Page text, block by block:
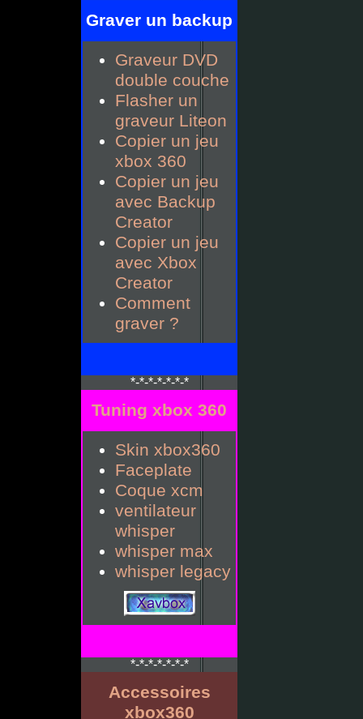
Graver un backup
Graveur DVD
double couche
Flasher un
graveur Liteon
Copier un jeu
xbox 360
Copier un jeu
avec Backup
Creator
Copier un jeu
avec Xbox
Creator
Comment
graver ?
*-*-*-*-*-*-*
Tuning xbox 360
Skin xbox360
Faceplate
Coque xcm
ventilateur
whisper
whisper max
whisper legacy
*-*-*-*-*-*-*
Accessoires
xbox360